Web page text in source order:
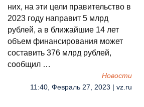
них, на эти цели правительство в
2023 году направит 5 млрд
рублей, а в ближайшие 14 лет
объем финансирования может
составить 376 млрд рублей,
сообщил …
Новости
11:40, Февраль 27, 2023 | vz.ru